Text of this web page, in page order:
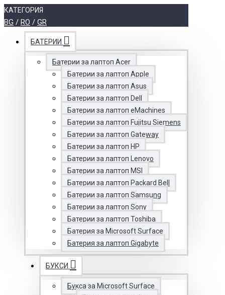
КАТЕГОРИЯ
BG / RO / GR
БАТЕРИИ
Батерии за лаптоп Acer
Батерии за лаптоп Apple
Батерии за лаптоп Asus
Батерии за лаптоп Dell
Батерии за лаптоп eMachines
Батерии за лаптоп Fujitsu Siemens
Батерии за лаптоп Gateway
Батерии за лаптоп HP
Батерии за лаптоп Lenovo
Батерии за лаптоп MSI
Батерии за лаптоп Packard Bell
Батерии за лаптоп Samsung
Батерии за лаптоп Sony
Батерии за лаптоп Toshiba
Батерия за Microsoft Surface
Батерия за лаптоп Gigabyte
БУКСИ
Букса за Microsoft Surface